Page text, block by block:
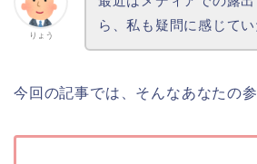
りょう
ら、私も疑問に感じてい
今回の記事では、そんなあなたの